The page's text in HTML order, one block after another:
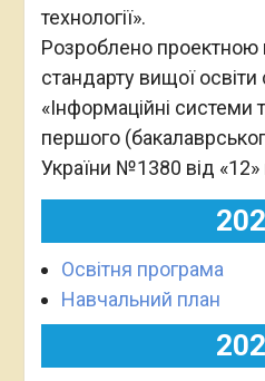
технології».
Розроблено проектною
стандарту вищої освіти
«Інформаційні системи
першого
України №1380 від
Освітня програма
Навчальний план